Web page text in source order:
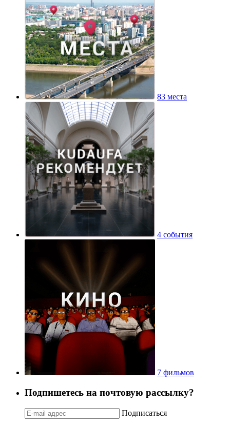
83 места
4 события
7 фильмов
Подпишетесь на почтовую рассылку?
Подписаться